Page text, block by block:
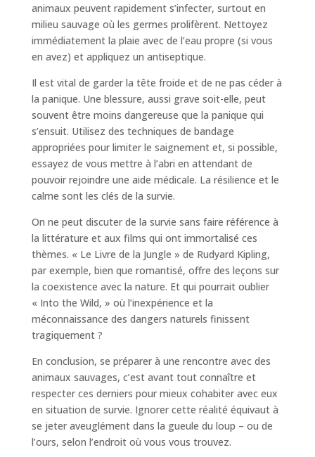
animaux peuvent rapidement s’infecter, surtout en
milieu sauvage où les germes prolifèrent. Nettoyez
immédiatement la plaie avec de l’eau propre (si vous
en avez) et appliquez un antiseptique.
Il est vital de garder la tête froide et de ne pas céder à
la panique. Une blessure, aussi grave soit-elle, peut
souvent être moins dangereuse que la panique qui
s’ensuit. Utilisez des techniques de bandage
appropriées pour limiter le saignement et, si possible,
essayez de vous mettre à l’abri en attendant de
pouvoir rejoindre une aide médicale. La résilience et le
calme sont les clés de la survie.
On ne peut discuter de la survie sans faire référence à
la littérature et aux films qui ont immortalisé ces
thèmes. « Le Livre de la Jungle » de Rudyard Kipling,
par exemple, bien que romantisé, offre des leçons sur
la coexistence avec la nature. Et qui pourrait oublier
« Into the Wild, » où l’inexpérience et la
méconnaissance des dangers naturels finissent
tragiquement ?
En conclusion, se préparer à une rencontre avec des
animaux sauvages, c’est avant tout connaître et
respecter ces derniers pour mieux cohabiter avec eux
en situation de survie. Ignorer cette réalité équivaut à
se jeter aveuglément dans la gueule du loup – ou de
l’ours, selon l’endroit où vous vous trouvez.